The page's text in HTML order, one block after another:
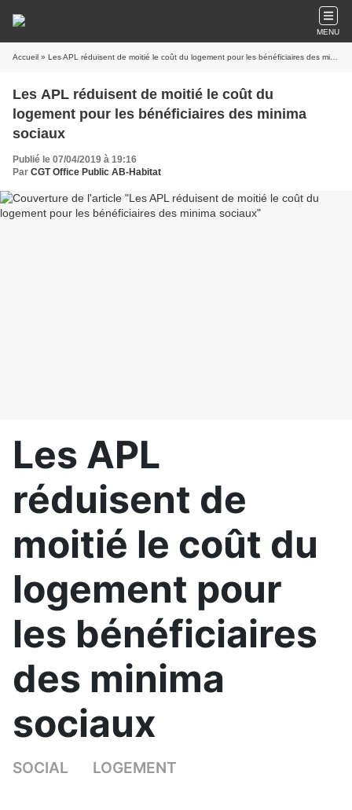
MENU
Accueil » Les APL réduisent de moitié le coût du logement pour les bénéficiaires des minima sociaux
Les APL réduisent de moitié le coût du
logement pour les bénéficiaires des minima
sociaux
Publié le 07/04/2019 à 19:16
Par CGT Office Public AB-Habitat
Les APL
réduisent de
moitié le coût du
logement pour
les bénéficiaires
des minima
sociaux
SOCIAL LOGEMENT